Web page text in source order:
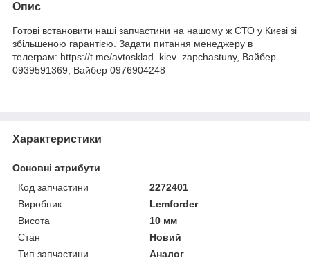
Опис
Готові встановити наші запчастини на нашому ж СТО у Києві зі
збільшеною гарантією. Задати питання менеджеру в
телеграм: https://t.me/avtosklad_kiev_zapchastuny, Вайбер
0939591369, Вайбер 0976904248
Характеристики
Основні атрибути
Код запчастини
2272401
Виробник
Lemforder
Висота
10 мм
Стан
Новий
Тип запчастини
Аналог